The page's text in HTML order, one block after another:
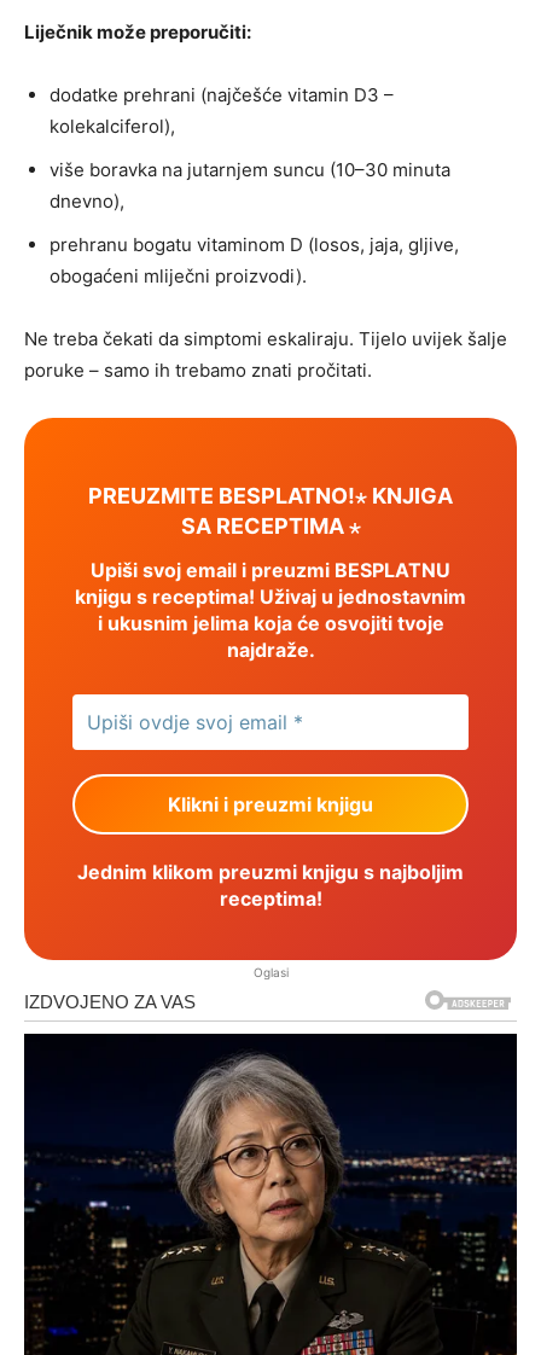
Liječnik može preporučiti:
dodatke prehrani (najčešće vitamin D3 –
kolekalciferol),
više boravka na jutarnjem suncu (10–30 minuta
dnevno),
prehranu bogatu vitaminom D (losos, jaja, gljive,
obogaćeni mliječni proizvodi).
Ne treba čekati da simptomi eskaliraju. Tijelo uvijek šalje
poruke – samo ih trebamo znati pročitati.
PREUZMITE BESPLATNO!⋆ KNJIGA
SA RECEPTIMA ⋆
Upiši svoj email i preuzmi BESPLATNU
knjigu s receptima! Uživaj u jednostavnim
i ukusnim jelima koja će osvojiti tvoje
najdraže.
Jednim klikom preuzmi knjigu s najboljim
receptima!
Oglasi